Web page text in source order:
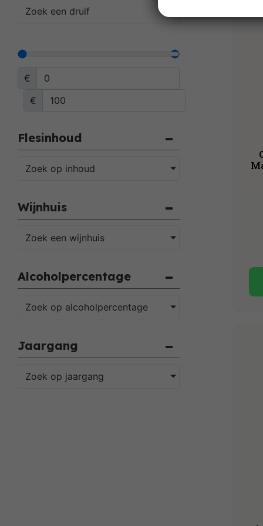
Zoek een druif
€
€
Flesinhoud
Zoek op inhoud
Wijnhuis
Zoek een wijnhuis
Alcoholpercentage
Zoek op alcoholpercentage
Jaargang
Zoek op jaargang